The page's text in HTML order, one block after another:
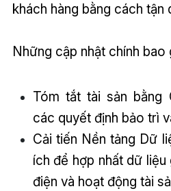
khách hàng bằng cách
Những cập nhật chính bao
Tóm tắt tài sản bằng
các quyết định bảo trì
Cải tiến Nền tảng Dữ
ích để hợp nhất dữ
điện và hoạt động tài